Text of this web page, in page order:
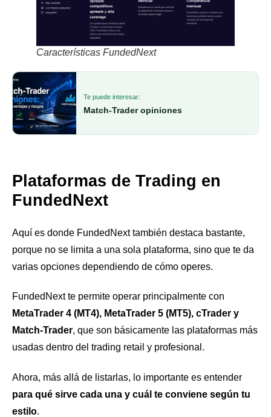
Características FundedNext
Te puede interesar:
Match-Trader opiniones
Plataformas de Trading en
FundedNext
Aquí es donde FundedNext también destaca bastante,
porque no se limita a una sola plataforma, sino que te da
varias opciones dependiendo de cómo operes.
FundedNext te permite operar principalmente con
MetaTrader 4 (MT4), MetaTrader 5 (MT5), cTrader y
Match-Trader, que son básicamente las plataformas más
usadas dentro del trading retail y profesional.
Ahora, más allá de listarlas, lo importante es entender
para qué sirve cada una y cuál te conviene según tu
estilo.